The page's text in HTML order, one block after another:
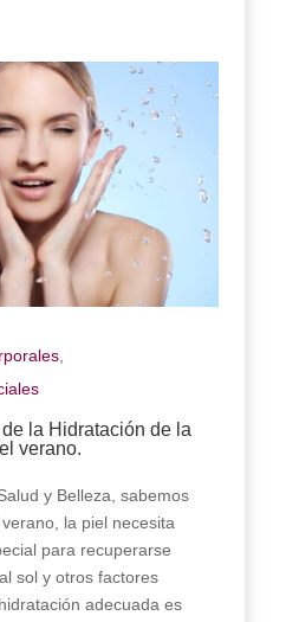
,
la Hidratación de la
verano.
y Belleza, sabemos
la piel necesita
para recuperarse
sol y otros factores
adecuada es